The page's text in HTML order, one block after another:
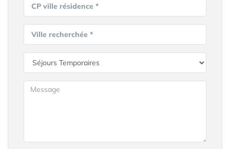
CP ville résidence *
Ville recherchée *